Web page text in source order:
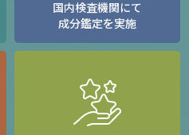
国内検査機関にて
成分鑑定を実施